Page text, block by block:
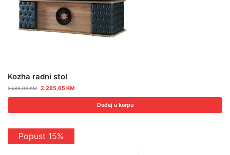
Kozha radni stol
2.689,00KM 2.285,65KM
Dodaj u korpu
Popust 15%